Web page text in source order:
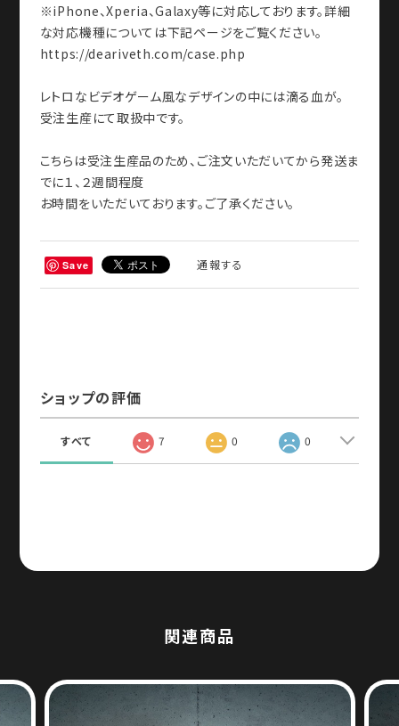
※iPhone、Xperia、Galaxy等に対応しております。詳細
な対応機種については下記ページをご覧ください。
https://deariveth.com/case.php
レトロなビデオゲーム風なデザインの中には滴る血が。
受注生産にて取扱中です。
こちらは受注生産品のため、ご注文いただいてから発送ま
でに１、２週間程度
お時間をいただいております。ご了承ください。
Save 通報する
ショップの評価
すべて 7 0 0
関連商品